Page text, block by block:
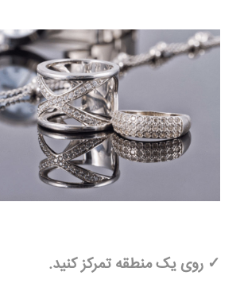
✓ روی یک منطقه تمرکز کنید.